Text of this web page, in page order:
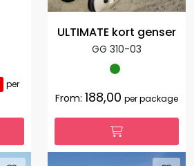
per
ULTIMATE kort genser
GG 310-03
From: 188,00 per package